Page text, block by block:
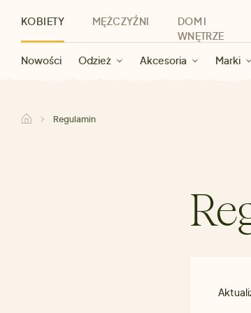
KOBIETY
Nowości Odzież Akcesoria Marki
MĘŻCZYŹNI
Nowości Odzież Marki Zniżki
DOM I
WNĘTRZE
Dla kobiet Dla mężczyzn Dla dzieci
Wyprzedaż dla kobiet Wyprzedaż dla
Regulamin